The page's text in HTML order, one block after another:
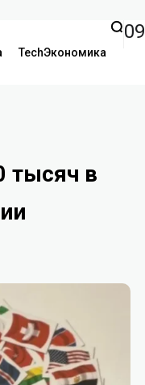
TechЭкономика
09
тысяч в